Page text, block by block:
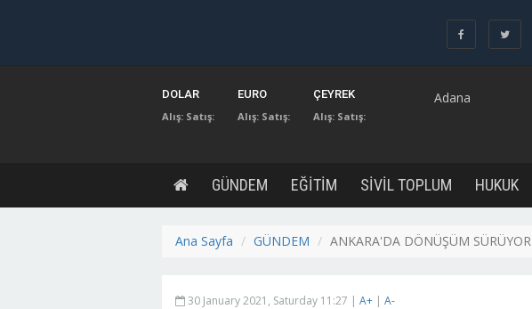
DOLAR
Alış: Satış:
EURO
Alış: Satış:
ÇEYREK
Alış: Satış:
GÜNDEM EĞİTİM SİVİL TOPLUM HUKUK
Ana Sayfa GÜNDEM ANKARA'DA DÖNÜŞÜM SÜRÜYOR
30 January 2021, Saturday 11:27 | A+ | A-